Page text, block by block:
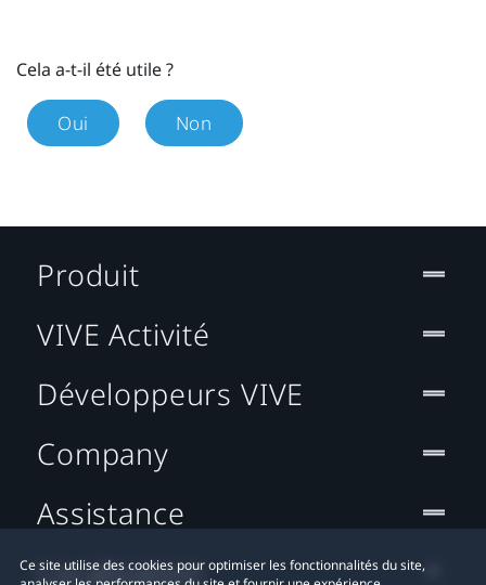
Cela a-t-il été utile ?
Oui Non
Ce site utilise des cookies pour optimiser les fonctionnalités du site,
Produit
VIVE Activité
Développeurs VIVE
Company
Assistance
Localisation